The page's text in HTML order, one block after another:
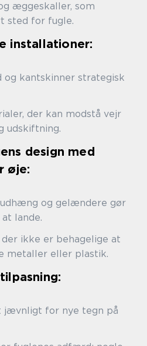
æggeskaller, som
sted for fugle.
installationer:
og kantskinner strategisk
der kan modstå vejr
udskiftning.
design med
øje:
og gelændere gør
lande.
ikke er behagelige at
metaller eller plastik.
jævnligt for nye tegn på